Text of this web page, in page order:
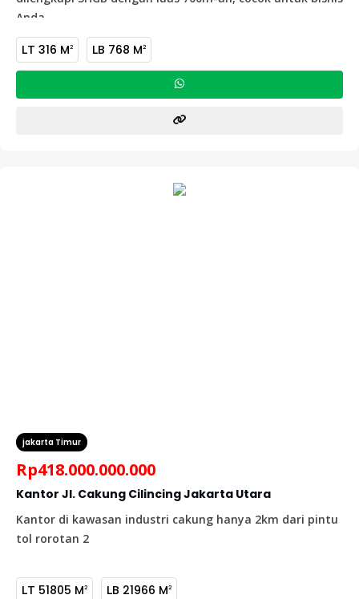
Anda
LT 316 M2 LB 768 M2
jakarta Timur
Rp418.000.000.000
Kantor Jl. Cakung Cilincing Jakarta Utara
Kantor di kawasan industri cakung hanya 2km dari pintu
tol rorotan 2
LT 51805 M2 LB 21966 M2